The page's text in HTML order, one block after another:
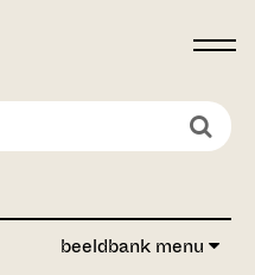
beeldbank menu